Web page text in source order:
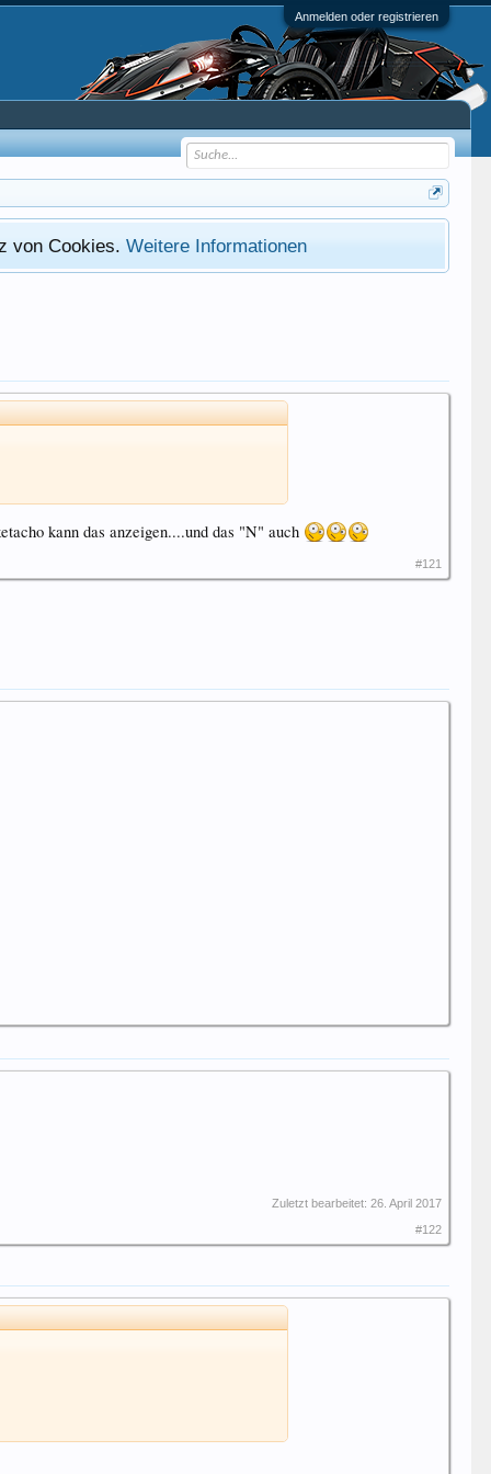
Anmelden oder registrieren
von Cookies.Weitere Informationen
kann das anzeigen....und das "N" auch
#121
Zuletzt bearbeitet: 26. April 2017
#122